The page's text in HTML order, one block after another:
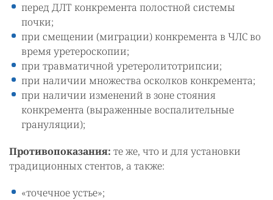
перед ДЛТ конкремента полостной системы
почки;
при смещении (миграции) конкремента в ЧЛС во
время уретероскопии;
при травматичной уретеролитотрипсии;
при наличии множества осколков конкремента;
при наличии изменений в зоне стояния
конкремента (выраженные воспалительные
грануляции);
Противопоказания: те же, что и для установки
традиционных стентов, а также:
«точечное устье»;